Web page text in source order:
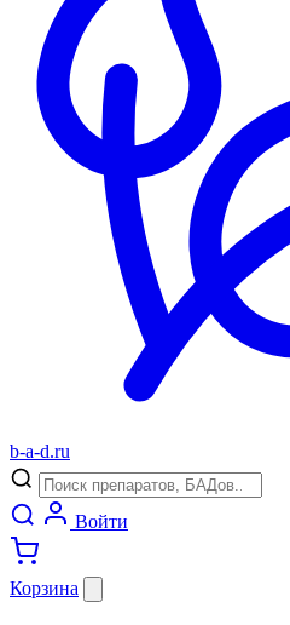
b-a-d.ru
Войти
Корзина